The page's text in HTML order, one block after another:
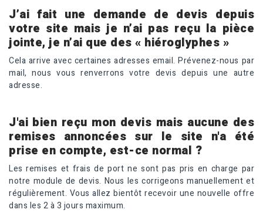
J’ai fait une demande de devis depuis
votre site mais je n’ai pas reçu la pièce
jointe, je n’ai que des « hiéroglyphes »
Cela arrive avec certaines adresses email. Prévenez-nous par
mail, nous vous renverrons votre devis depuis une autre
adresse.
J'ai bien reçu mon devis mais aucune des
remises annoncées sur le site n'a été
prise en compte, est-ce normal ?
Les remises et frais de port ne sont pas pris en charge par
notre module de devis. Nous les corrigeons manuellement et
régulièrement. Vous allez bientôt recevoir une nouvelle offre
dans les 2 à 3 jours maximum.